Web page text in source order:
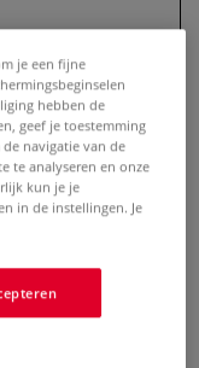
je een fijne
hebben de
geef je toestemming
navigatie van de
te analyseren en onze
kun je je
in de instellingen. Je